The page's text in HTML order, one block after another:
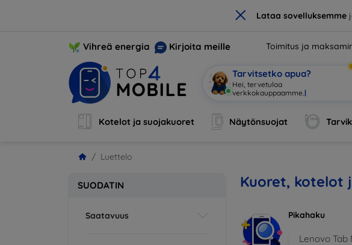
× Lataa sovelluksemme
Vihreä energia Kirjoita meille Toimitus ja
Tarvitsetko apua?
Hei, tervetuloa verkkokauppa
Kotelot ja suojakuoret Näytönsuojat
Luettelo
SUODATIN
Saatavuus
Kuoret, kotelot
Pikahaku
Lenovo Tab